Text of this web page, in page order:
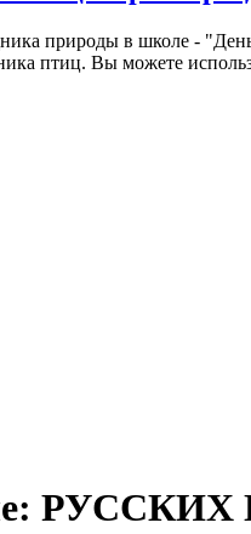
природы в школе -
птиц. Вы можете